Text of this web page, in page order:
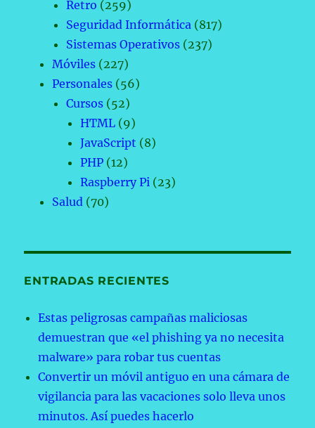
Retro (259)
Seguridad Informática (817)
Sistemas Operativos (237)
Móviles (227)
Personales (56)
Cursos (52)
HTML (9)
JavaScript (8)
PHP (12)
Raspberry Pi (23)
Salud (70)
ENTRADAS RECIENTES
Estas peligrosas campañas maliciosas
demuestran que «el phishing ya no necesita
malware» para robar tus cuentas
Convertir un móvil antiguo en una cámara de
vigilancia para las vacaciones solo lleva unos
minutos. Así puedes hacerlo